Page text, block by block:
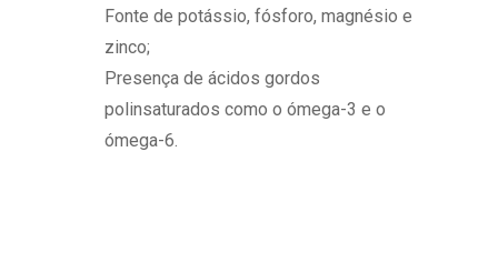
Fonte de potássio, fósforo, magnésio e
zinco;
Presença de ácidos gordos
polinsaturados como o ómega-3 e o
ómega-6.